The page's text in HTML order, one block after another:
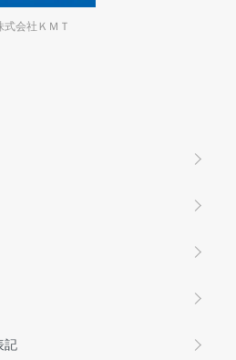
式会社ＫＭＴ
記